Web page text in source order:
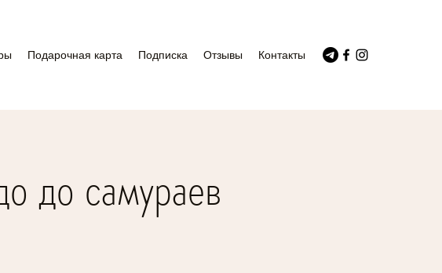
Подарочная карта Подписка Отзывы Контакты
до самураев